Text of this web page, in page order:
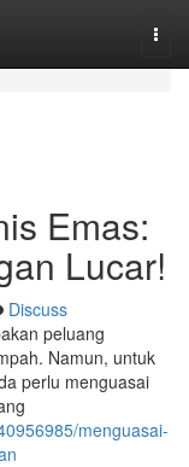
Emas:
Lucar!
Discuss
peluang
Namun, untuk
perlu menguasai
menguasai-